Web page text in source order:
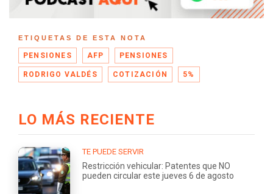
ETIQUETAS DE ESTA NOTA
PENSIONES AFP PENSIONES
RODRIGO VALDÉS COTIZACIÓN 5%
LO MÁS RECIENTE
TE PUEDE SERVIR
Restricción vehicular: Patentes que NO
pueden circular este jueves 6 de agosto